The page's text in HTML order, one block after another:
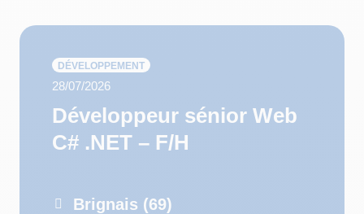
DÉVELOPPEMENT
28/07/2026
Développeur sénior Web
C# .NET – F/H
Brignais (69)